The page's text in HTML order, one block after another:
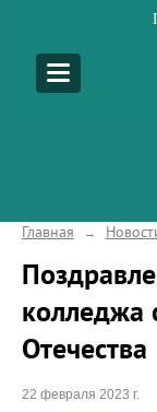
Главная →
колледжа
Отечества
22 февраля 2023 г.